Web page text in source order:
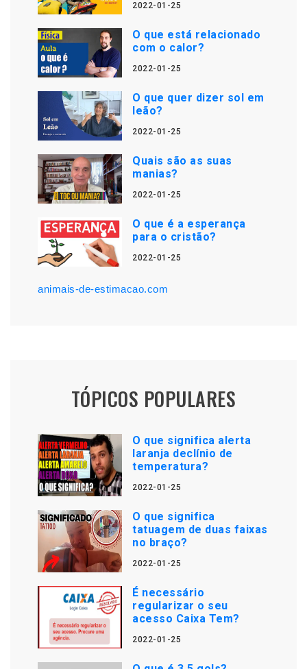
2022-01-25
O que está relacionado
com o calor?
2022-01-25
O que quer dizer sol em
leão?
2022-01-25
Quais são as suas
manias?
2022-01-25
O que é a esperança
para o cristão?
2022-01-25
animais-de-estimacao.com
TÓPICOS POPULARES
O que significa alerta
laranja declínio de
temperatura?
2022-01-25
O que significa
tatuagem de duas faixas
no braço?
2022-01-25
É necessário
regularizar o seu
acesso Caixa Tem?
2022-01-25